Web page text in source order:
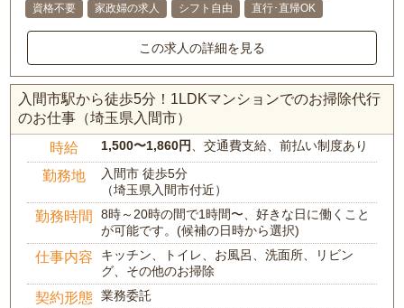
資格不要
家政婦の求人 シフト自由 直行･直帰OK
この求人の詳細を見る
入間市駅から徒歩5分！1LDKマンションでのお掃除代行
のお仕事（埼玉県入間市）
時給 1,500〜1,860円 、交通費支給、前払い制度あり
勤務地
入間市 徒歩5分
（埼玉県入間市付近）
勤務時間
8時～20時の間で1時間〜、好きな日に働くこと
が可能です。(候補の日時から選択)
仕事内容
キッチン、トイレ、お風呂、洗面所、リビン
グ、その他のお掃除
契約形態 業務委託